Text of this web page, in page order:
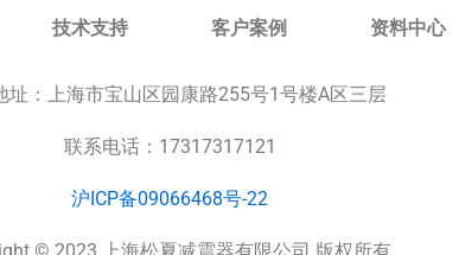
技术支持 客户案例 资料中心
址： 上海市宝山区园康路255号1号楼A区三层
联系电话：17317317121
沪ICP备09066468号-22